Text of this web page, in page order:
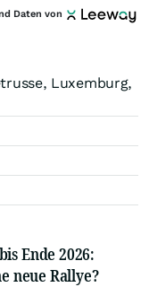
Daten von
Luxemburg,
Ende 2026:
neue Rallye?